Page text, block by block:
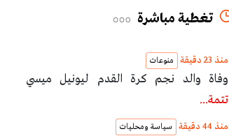
تغطية مباشرة
منذ 23 دقيقة منوعات
وفاة والد نجم كرة القدم ليونيل ميسي
تتمة...
منذ 44 دقيقة سياسة ومحليات